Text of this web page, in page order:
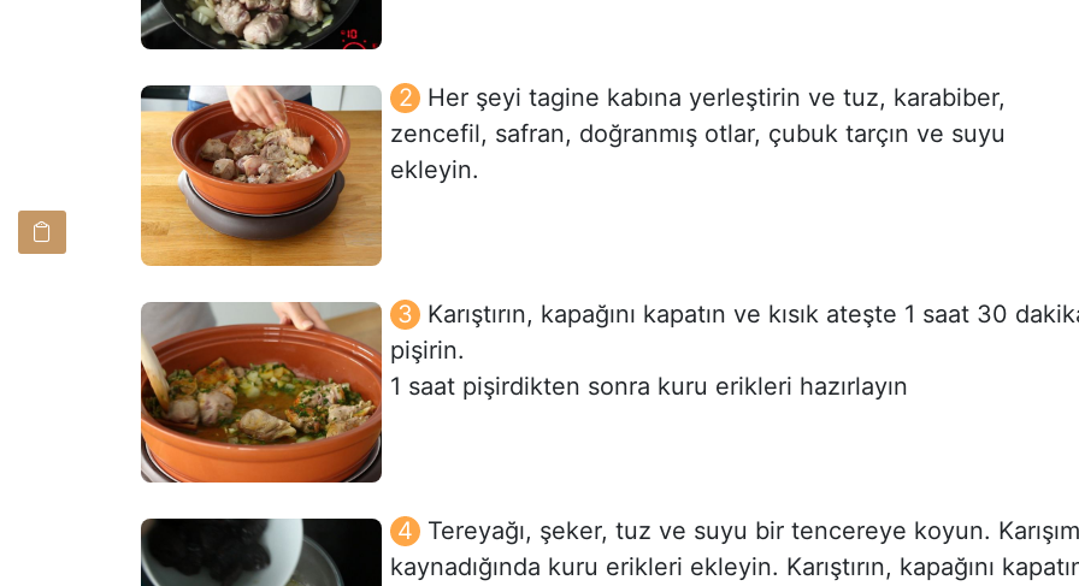
Her şeyi tagine kabına yerleştirin ve tuz, karabiber,
zencefil, safran, doğranmış otlar, çubuk tarçın ve suyu
ekleyin.
Karıştırın, kapağını kapatın ve kısık ateşte 1 saat 30
pişirin.
1 saat pişirdikten sonra kuru erikleri hazırlayın
Tereyağı, şeker, tuz ve suyu bir tencereye koyun. Karışım
kaynadığında kuru erikleri ekleyin. Karıştırın, kapağını